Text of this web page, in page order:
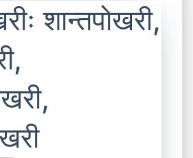
शान्तपोखरी,